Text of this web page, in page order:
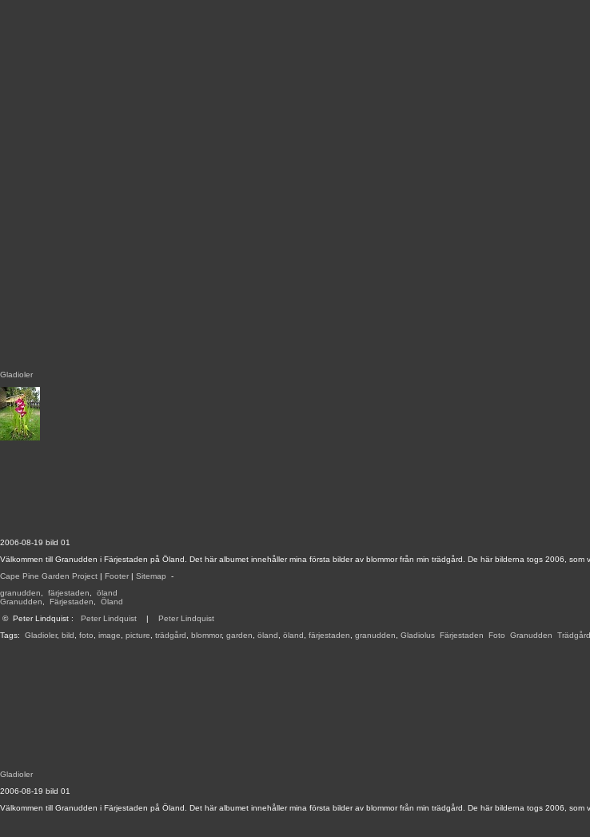
2006-08-19 bild 01
Välkommen till Granudden i Färjestaden på Öland. Det här albumet innehåller mina första bilder av blommor från min trädgård. De här bilderna togs 2006, som
Cape Pine Garden Project | Footer | Sitemap -
granudden
färjestaden
öland
Granudden
Färjestaden
Öland
© Peter Lindquist : Peter Lindquist | Peter Lindquist
Tags: Gladioler, bild foto image picture trädgård blommor, garden öland öland färjestaden granudden Gladiolus Färjestaden Foto Granudden Trädgård
Gladioler
Gladioler
2006-08-19 bild 01
Välkommen till Granudden i Färjestaden på Öland. Det här albumet innehåller mina första bilder av blommor från min trädgård. De här bilderna togs 2006, som